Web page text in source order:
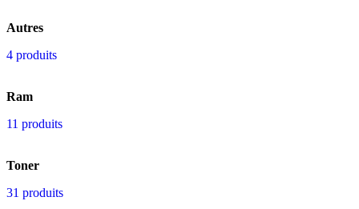
Autres
4 produits
Ram
11 produits
Toner
31 produits